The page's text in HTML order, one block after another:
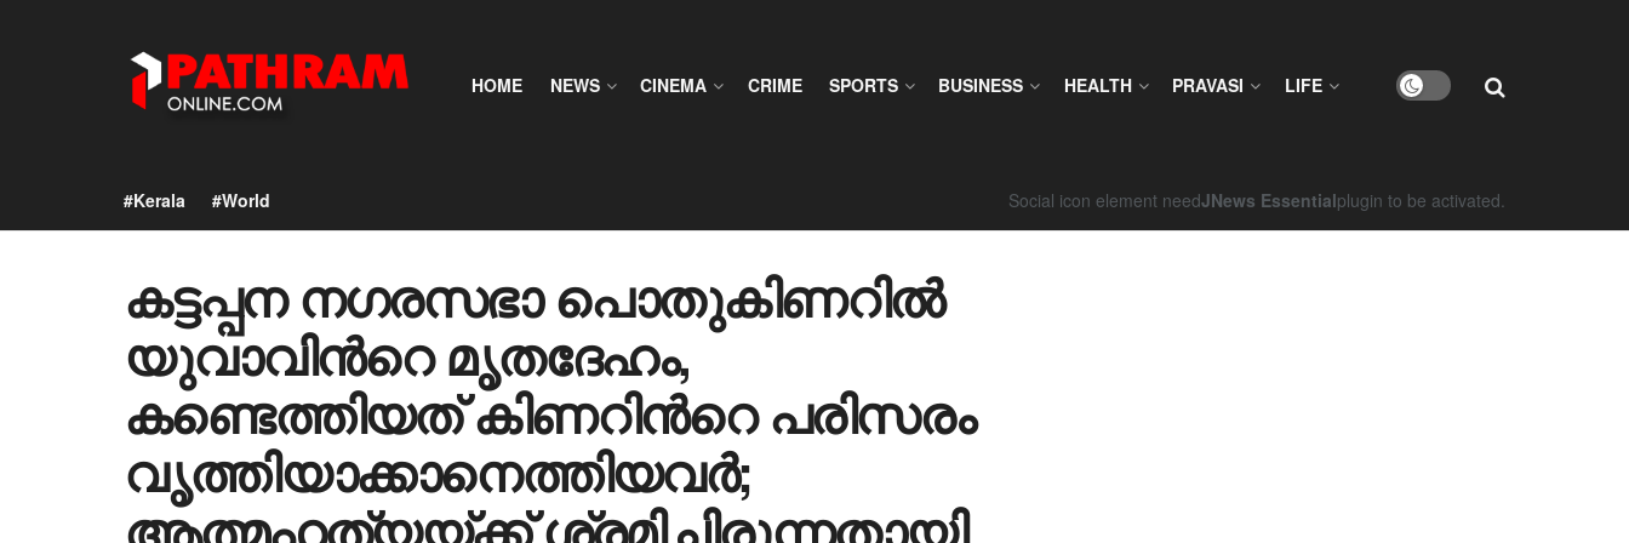
HOME NEWS CINEMA CRIME SPORTS BUSINESS HEALTH PRAVASI LIFE
#Kerala #World Social icon element needJNews Essentialplugin to be activated.
കട്ടപ്പന നഗരസഭാ പൊതുകിണറിൽ
യുവാവിന്‍റെ മൃതദേഹം,
കണ്ടെത്തിയത് കിണറിന്‍റെ പരിസരം
വൃത്തിയാക്കാനെത്തിയവർ;